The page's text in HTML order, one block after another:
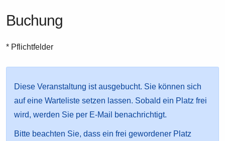
Buchung
* Pflichtfelder
Diese Veranstaltung ist ausgebucht. Sie können sich
auf eine Warteliste setzen lassen. Sobald ein Platz frei
wird, werden Sie per E-Mail benachrichtigt.
Bitte beachten Sie, dass ein frei gewordener Platz